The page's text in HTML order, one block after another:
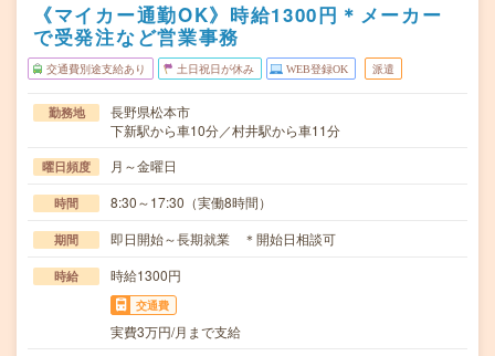
《マイカー通勤OK》時給1300円＊メーカー
で受発注など営業事務
交通費別途支給あり 土日祝日が休み WEB登録OK 派遣
勤務地
長野県松本市
下新駅から車10分／村井駅から車11分
曜日頻度 月～金曜日
時間 8:30～17:30（実働8時間）
期間 即日開始～長期就業 ＊開始日相談可
時給 時給1300円
交通費
実費3万円/月まで支給